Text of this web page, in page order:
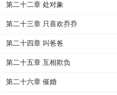
第二十二章 处对象
第二十三章 只喜欢乔乔
第二十四章 叫爸爸
第二十五章 互相欺负
第二十六章 催婚